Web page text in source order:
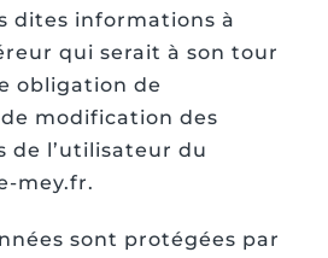
dites informations à
qui serait à son tour
obligation de
modification des
de l’utilisateur du
mey.fr.
sont protégées par